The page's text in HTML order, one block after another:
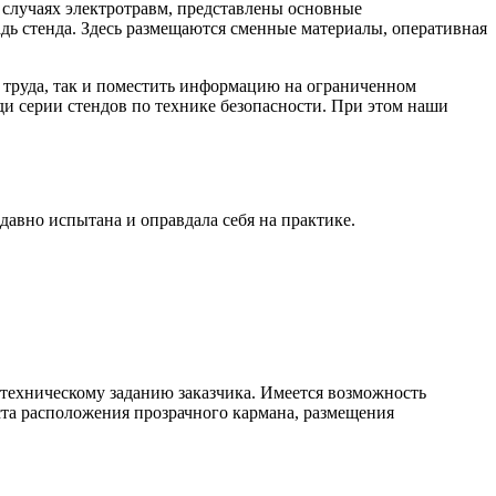
электротравм, представлены основные
стенда. Здесь размещаются сменные материалы, оперативная
так и поместить информацию на ограниченном
серии стендов по технике безопасности. При этом наши
испытана и оправдала себя на практике.
заданию заказчика. Имеется возможность
расположения прозрачного кармана, размещения